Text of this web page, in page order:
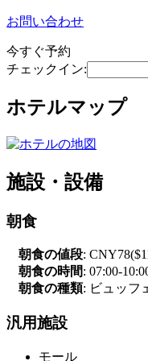
お問い合わせ
今すぐ予約
チェックイン:
ホテルマップ
施設・設備
朝食
朝食の値段:
朝食の時間: 07:00-
朝食の種類: ビュッフ
汎用施設
モール